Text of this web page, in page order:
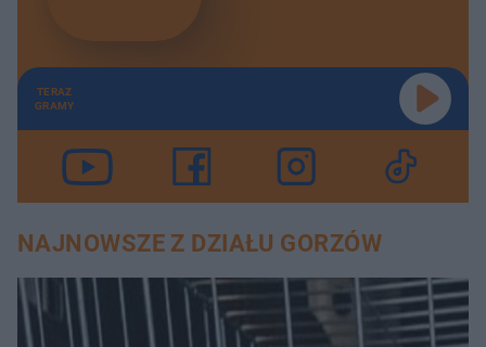
TERAZ
GRAMY
NAJNOWSZE Z DZIAŁU GORZÓW